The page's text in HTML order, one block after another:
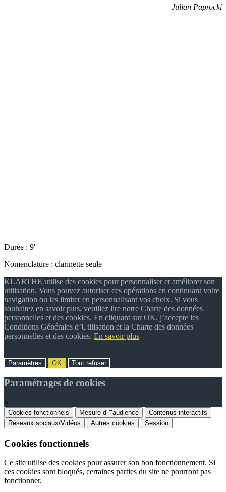
Julian Paprocki
Durée : 9'
Nomenclature : clarinette seule
KLARTHE utilise des cookies pour personnaliser et améliorer son
utilisation. Vous pouvez autoriser ces opérations en continuant votre
navigation ou les limiter en personnalisant vos choix. Si vous
souhaitez en savoir plus, veuillez lire notre Charte des données
personnelles et des cookies. En cliquant sur OK, j’accepte les
Conditions Générales d’Utilisation et la Charte des données
personnelles et des cookies. En savoir plus
Paramètres OK Tout refuser
Paramétrages de cookies
×
Cookies fonctionnels Mesure d"'"audience
Contenus interactifs
Réseaux sociaux/Vidéos
Autres cookies Session
Cookies fonctionnels
Ce site utilise des cookies pour assurer son bon fonctionnement. Si
ces cookies sont bloqués, certaines parties du site ne pourront pas
fonctionner.